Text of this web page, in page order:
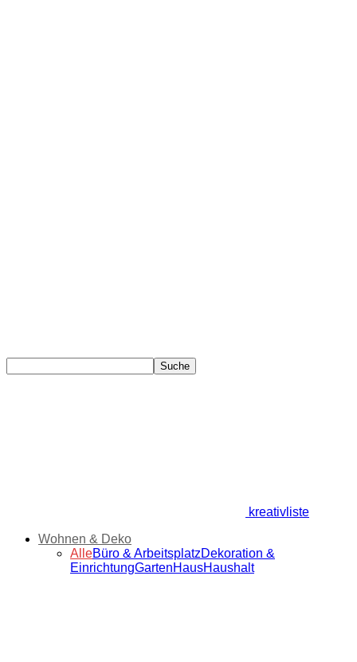
kreativliste
Wohnen & Deko
AlleBüro & ArbeitsplatzDekoration &
EinrichtungGartenHausHaushalt